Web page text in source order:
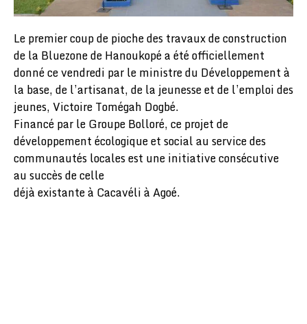
Le premier coup de pioche des travaux de construction
de la Bluezone de Hanoukopé a été officiellement
donné ce vendredi par le ministre du Développement à
la base, de l’artisanat, de la jeunesse et de l’emploi des
jeunes, Victoire Tomégah Dogbé.
Financé par le Groupe Bolloré, ce projet de
développement écologique et social au service des
communautés locales est une initiative consécutive
au succès de celle
déjà existante à Cacavéli à Agoé.